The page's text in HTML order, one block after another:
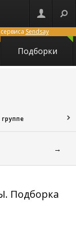
Sendsay
Подборки
→
Подборка